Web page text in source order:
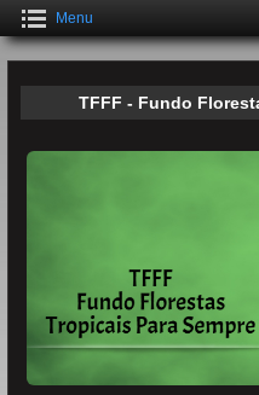
Menu
TFFF - Fundo